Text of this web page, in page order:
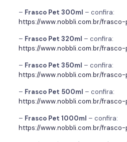
– Frasco Pet 300ml – confira:
https://www.nobbli.com.br/
– Frasco Pet 320ml – confira:
https://www.nobbli.com.br/
– Frasco Pet 350ml – confira:
https://www.nobbli.com.br/
– Frasco Pet 500ml – confira:
https://www.nobbli.com.br/
– Frasco Pet 1000ml – confira:
https://www.nobbli.com.br/